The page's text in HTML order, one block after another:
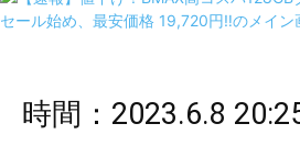
時間：2023.6.8